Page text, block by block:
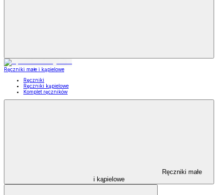
Ręczniki małe i kąpielowe
Ręczniki
Ręczniki kąpielowe
Komplet ręczników
Ręczniki małe
i kąpielowe